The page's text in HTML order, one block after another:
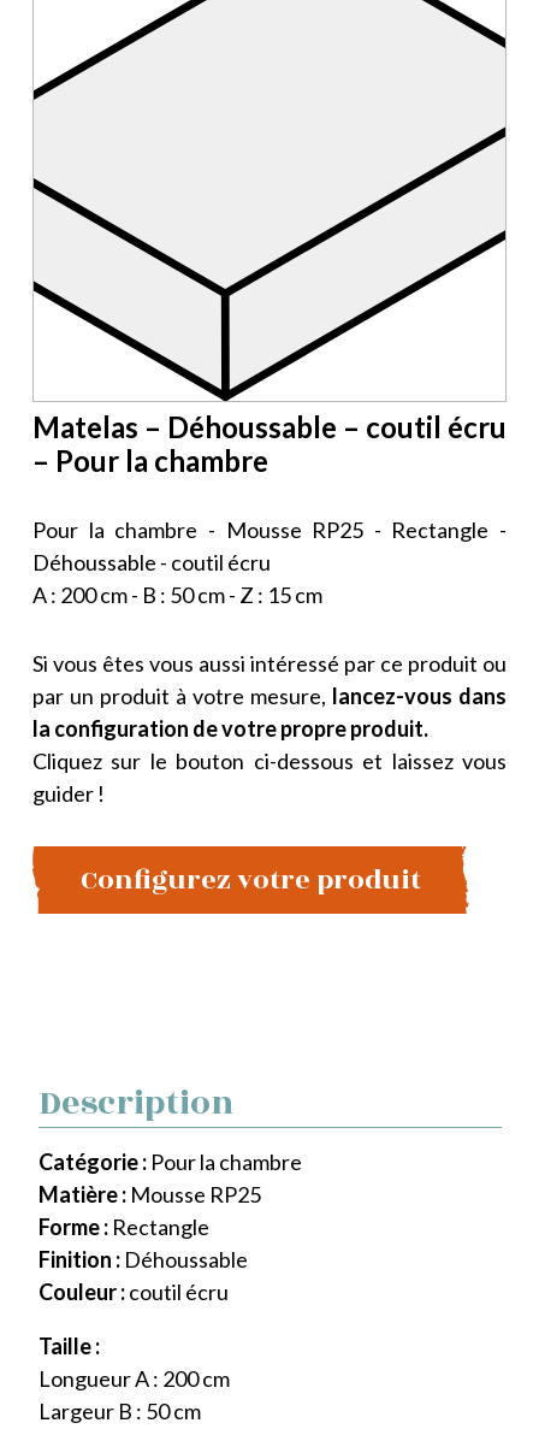
Matelas – Déhoussable – coutil écru
– Pour la chambre
Pour la chambre - Mousse RP25 - Rectangle -
Déhoussable - coutil écru
A : 200 cm - B : 50 cm - Z : 15 cm
Si vous êtes vous aussi intéressé par ce produit ou
par un produit à votre mesure, lancez-vous dans
la configuration de votre propre produit.
Cliquez sur le bouton ci-dessous et laissez vous
guider !
Configurez votre produit
Description
Catégorie : Pour la chambre
Matière : Mousse RP25
Forme : Rectangle
Finition : Déhoussable
Couleur :coutil écru
Taille :
Longueur A : 200 cm
Largeur B : 50 cm